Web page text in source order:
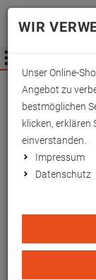
Wichtige
Menü
WIR
Unser Online-
Angebot zu
bestmöglichen
klicken, erklären
einverstanden.
Impressum
Datenschutz